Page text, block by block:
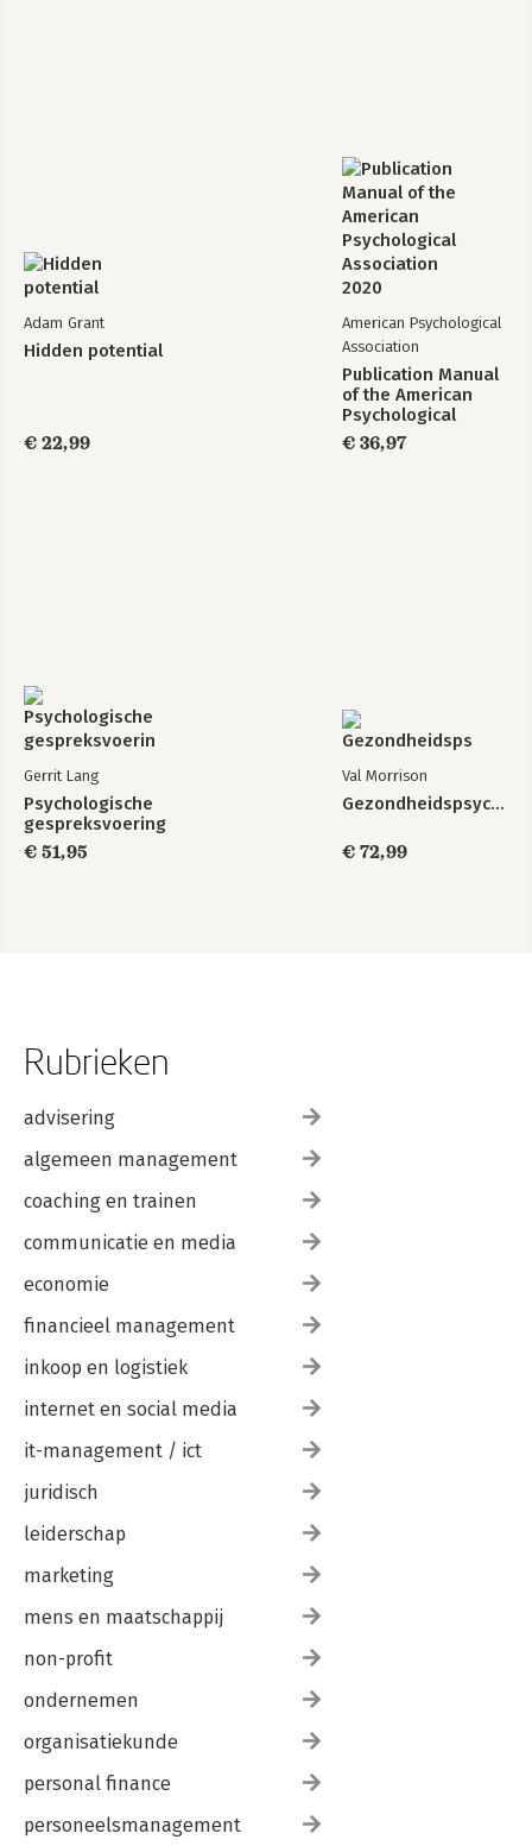
Adam Grant
Hidden potential
€ 22,99
American Psychological
Association
Publication Manual
of the American
Psychological
Association 2020
€ 36,97
Gerrit Lang
Psychologische
gespreksvoering
€ 51,95
Val Morrison
Gezondheidspsychologie
€ 72,99
Rubrieken
advisering
algemeen management
coaching en trainen
communicatie en media
economie
financieel management
inkoop en logistiek
internet en social media
it-management / ict
juridisch
leiderschap
marketing
mens en maatschappij
non-profit
ondernemen
organisatiekunde
personal finance
personeelsmanagement